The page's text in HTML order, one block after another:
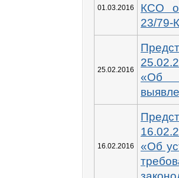
01.03.2016
КСО
23/79-
25.02.2016
«Об
16.02.2016
«Об